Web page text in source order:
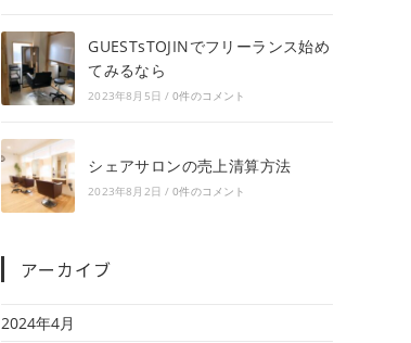
GUESTsTOJINでフリーランス始め
てみるなら
2023年8月5日 / 0件のコメント
シェアサロンの売上清算方法
2023年8月2日 / 0件のコメント
アーカイブ
2024年4月